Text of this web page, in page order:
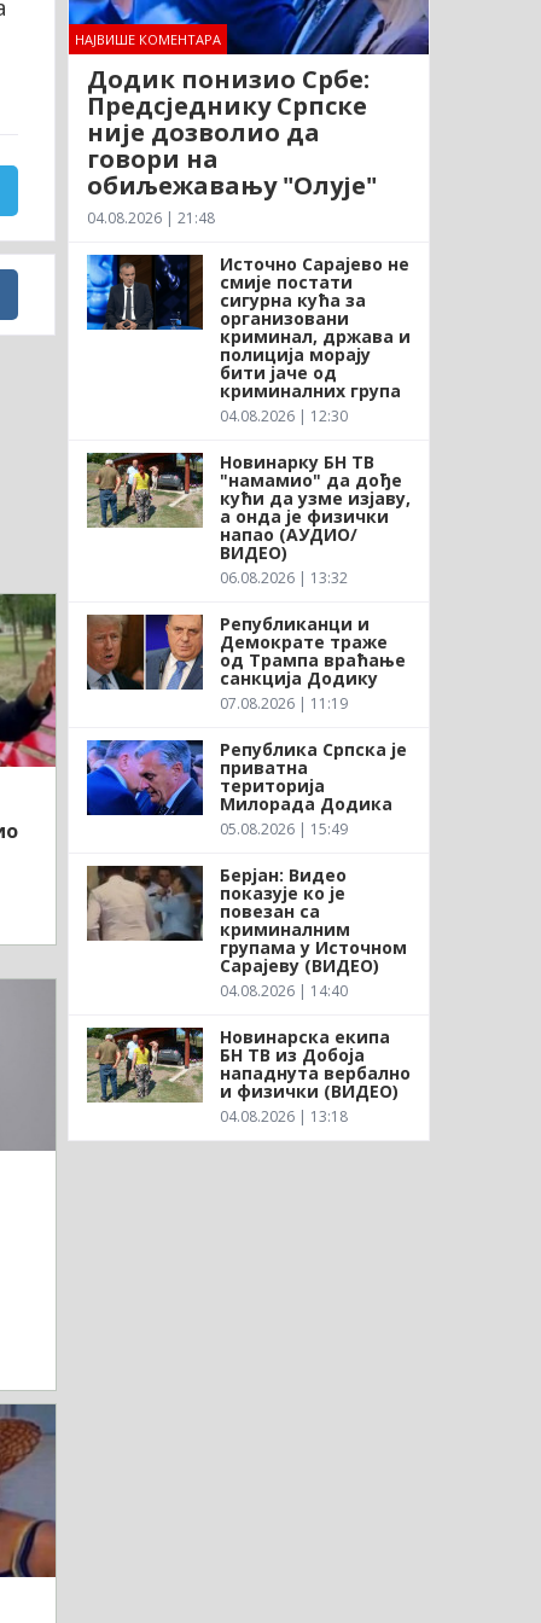
НАЈВИШЕ КОМЕНТАРА
Додик понизио Србе:
Предсједнику Српске
није дозволио да
говори на
обиљежавању "Олује"
04.08.2026 | 21:48
Источно Сарајево не
смије постати
сигурна кућа за
организовани
криминал, држава и
полиција морају
бити јаче од
криминалних група
04.08.2026 | 12:30
Новинарку БН ТВ
"намамио" да дође
кући да узме изјаву,
а онда је физички
напао (АУДИО/
ВИДЕО)
06.08.2026 | 13:32
Републиканци и
Демократе траже
од Трампа враћање
санкција Додику
07.08.2026 | 11:19
Република Српска је
приватна
територија
Милорада Додика
05.08.2026 | 15:49
Берјан: Видео
показује ко је
повезан са
криминалним
групама у Источном
Сарајеву (ВИДЕО)
04.08.2026 | 14:40
Новинарска екипа
БН ТВ из Добоја
нападнута вербално
и физички (ВИДЕО)
04.08.2026 | 13:18